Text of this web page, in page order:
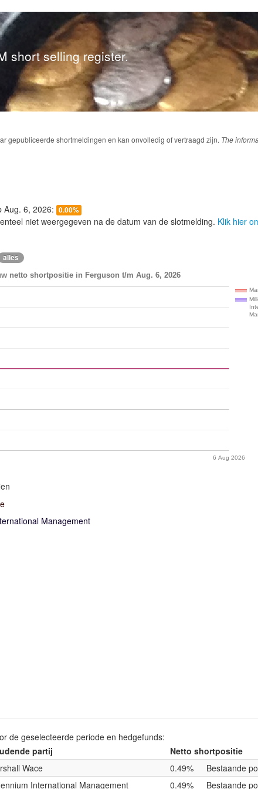
short selling register.
gepubliceerde shortmeldingen en kan onvolledig of vertraagd zijn. The
Aug. 6, 2026: 0.00%
niet weergegeven na de datum van de slotmelding. Klik hier
alles
netto shortpositie in Ferguson t/m Aug. 6, 2026
6 Aug 2026
Management
de geselecteerde periode en hedgefunds:
partij
Netto shortpositie
Wace 0.49%
Bestaande
International Management 0.49% Bestaande